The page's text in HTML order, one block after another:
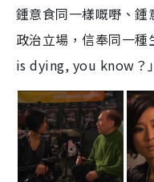
鍾意食同一樣嘅嘢、
政治立場，信奉同一
is dying, you know？